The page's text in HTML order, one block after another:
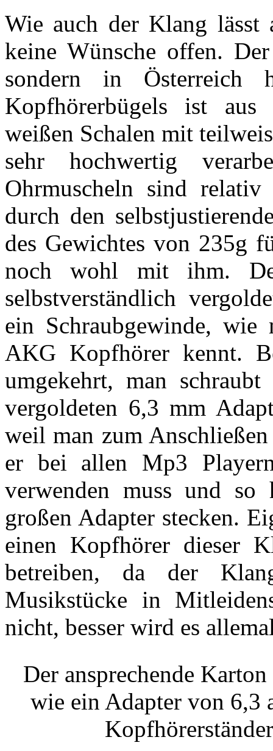
Wie auch der Klang lässt
keine Wünsche offen.
sondern in Österreich
Kopfhörerbügels ist aus
weißen Schalen mit
sehr hochwertig
Ohrmuscheln sind
durch den
des Gewichtes von 235g
noch wohl mit ihm.
selbstverständlich
ein Schraubgewinde,
AKG Kopfhörer kennt.
umgekehrt, man
vergoldeten 6,3 mm
weil man zum
er bei allen Mp3
verwenden muss und
großen Adapter stecken.
einen Kopfhörer dieser
betreiben, da der
Musikstücke in
nicht, besser wird es
Der ansprechende
wie ein Adapter von 6,3